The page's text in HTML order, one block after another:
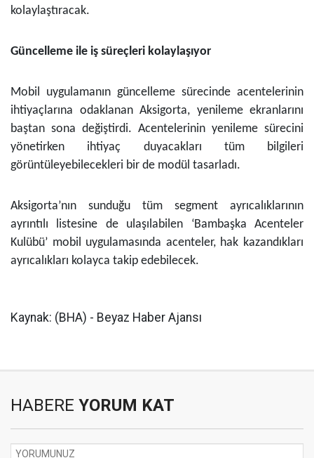
kolaylaştıracak.
Güncelleme ile iş süreçleri kolaylaşıyor
Mobil uygulamanın güncelleme sürecinde acentelerinin
ihtiyaçlarına odaklanan Aksigorta, yenileme ekranlarını
baştan sona değiştirdi. Acentelerinin yenileme sürecini
yönetirken ihtiyaç duyacakları tüm bilgileri
görüntüleyebilecekleri bir de modül tasarladı.
Aksigorta’nın sunduğu tüm segment ayrıcalıklarının
ayrıntılı listesine de ulaşılabilen ‘Bambaşka Acenteler
Kulübü’ mobil uygulamasında acenteler, hak kazandıkları
ayrıcalıkları kolayca takip edebilecek.
Kaynak: (BHA) - Beyaz Haber Ajansı
HABERE YORUM KAT